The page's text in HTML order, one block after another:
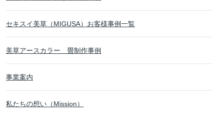
セキスイ美草（MIGUSA）お客様事例一覧
美草アースカラー 畳制作事例
事業案内
私たちの想い（Mission）